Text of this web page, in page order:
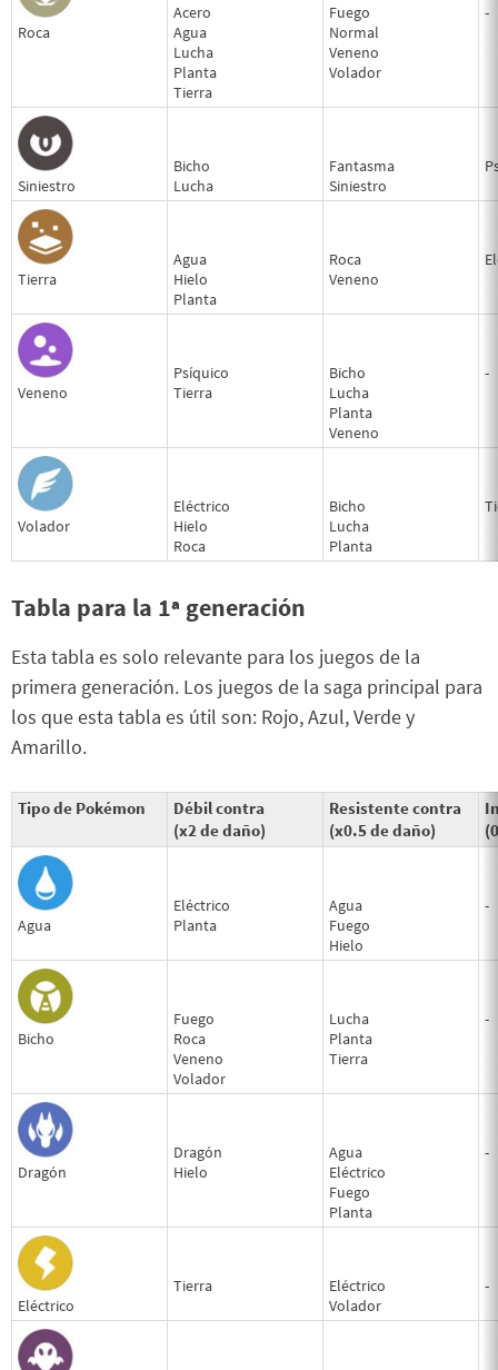
Roca
Acero
Agua
Lucha
Planta
Tierra
Fuego
Normal
Veneno
Volador
-
Siniestro
Bicho
Lucha
Fantasma
Siniestro
Tierra
Agua
Hielo
Planta
Roca
Veneno
Veneno
Psíquico
Tierra
Bicho
Lucha
Planta
Veneno
-
Volador
Eléctrico
Hielo
Roca
Bicho
Lucha
Planta
Tabla para la 1ª generación
Esta tabla es solo relevante para los juegos de la
primera generación. Los juegos de la saga principal para
los que esta tabla es útil son: Rojo, Azul, Verde y
Amarillo.
Tipo de Pokémon
Débil contra
(x2 de daño)
Resistente contra
(x0.5 de daño)
Agua
Eléctrico
Planta
Agua
Fuego
Hielo
-
Bicho
Fuego
Roca
Veneno
Volador
Lucha
Planta
Tierra
-
Dragón
Dragón
Hielo
Agua
Eléctrico
Fuego
Planta
-
Eléctrico
Tierra
Eléctrico
Volador
-